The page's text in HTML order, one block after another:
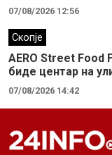
07/08/2026 12:56
Скопје
AERO Street Food
биде центар на
07/08/2026 14:42